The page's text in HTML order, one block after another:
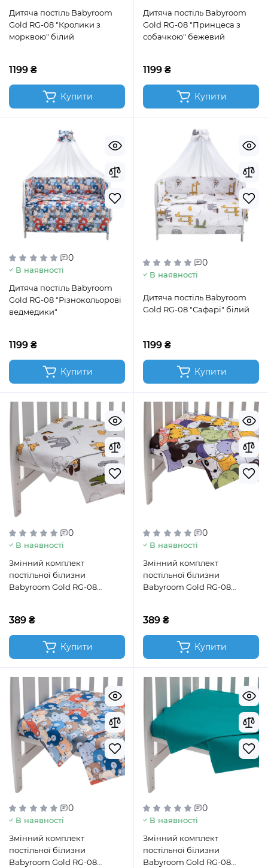
Дитяча постіль Babyroom
Gold RG-08 "Кролики з
морквою" білий
1199 ₴
Купити
Дитяча постіль Babyroom
Gold RG-08 "Принцеса з
собачкою" бежевий
1199 ₴
Купити
0
В наявності
Дитяча постіль Babyroom
Gold RG-08 "Різнокольорові
ведмедики"
1199 ₴
Купити
0
В наявності
Дитяча постіль Babyroom
Gold RG-08 "Сафарі" білий
1199 ₴
Купити
0
В наявності
Змінний комплект
постільної білизни
Babyroom Gold RG-08
389 ₴
Купити
0
В наявності
Змінний комплект
постільної білизни
Babyroom Gold RG-08
389 ₴
Купити
0
В наявності
Змінний комплект
постільної білизни
Babyroom Gold RG-08
0
В наявності
Змінний комплект
постільної білизни
Babyroom Gold RG-08